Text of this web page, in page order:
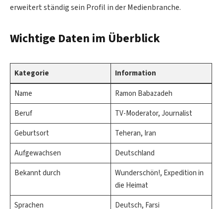
erweitert ständig sein Profil in der Medienbranche.
Wichtige Daten im Überblick
Kategorie
Information
Name
Ramon Babazadeh
Beruf
TV-Moderator, Journalist
Geburtsort
Teheran, Iran
Aufgewachsen
Deutschland
Bekannt durch
Wunderschön!, Expedition in
die Heimat
Sprachen
Deutsch, Farsi